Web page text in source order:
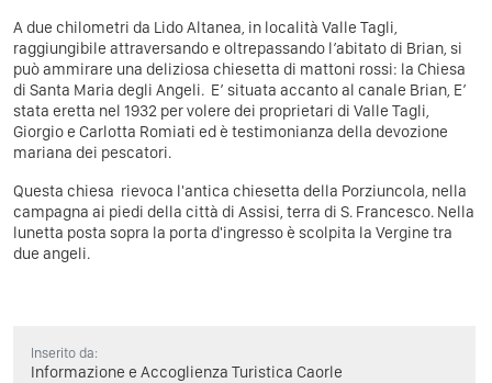
A due chilometri da Lido Altanea, in località Valle Tagli,
raggiungibile attraversando e oltrepassando l’abitato di Brian, si
può ammirare una deliziosa chiesetta di mattoni rossi: la Chiesa
di Santa Maria degli Angeli. E’ situata accanto al canale Brian, E’
stata eretta nel 1932 per volere dei proprietari di Valle Tagli,
Giorgio e Carlotta Romiati ed è testimonianza della devozione
mariana dei pescatori.
Questa chiesa rievoca l'antica chiesetta della Porziuncola, nella
campagna ai piedi della città di Assisi, terra di S. Francesco. Nella
lunetta posta sopra la porta d'ingresso è scolpita la Vergine tra
due angeli.
Inserito da:
Informazione e Accoglienza Turistica Caorle